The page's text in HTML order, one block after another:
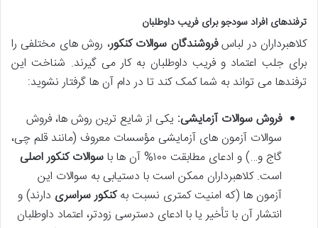
ترفندهای افراد سودجو برای فریب داوطلبان
کلاهبرداران در لباسفروشندگان سوالات کنکور، روش های مختلفی را
برای جلب اعتماد و فریب داوطلبان به کار می گیرند. شناخت این
ترفندها می تواند به شما کمک کند تا در دام آن ها گرفتار نشوید:
فروش سوالات آزمایشی: یکی از شایع ترین روش ها، فروش
سوالات آزمون های آزمایشی مؤسسات معروف (مانند قلم چی،
گاج و…) و ادعای مطابقت ۱۰۰% آن ها با
سوالات کنکور اصلی
است. کلاهبرداران ممکن است با دستیابی به سوالات این
آزمون ها (که امنیت کمتری نسبت بهکنکور سراسری دارند) و
انتشار آن با تأخیر یا با ادعای دسترسی زودتر، اعتماد داوطلبان